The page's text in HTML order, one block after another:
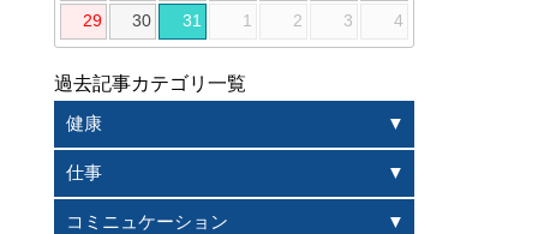
29 30 31 1 2 3 4
過去記事カテゴリ一覧
健康
仕事
コミニュケーション